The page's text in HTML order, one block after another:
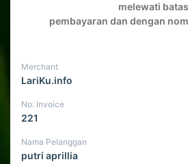
melewati batas
pembayaran dan dengan
Merchant
LariKu.info
No. Invoice
221
Nama Pelanggan
putri aprillia